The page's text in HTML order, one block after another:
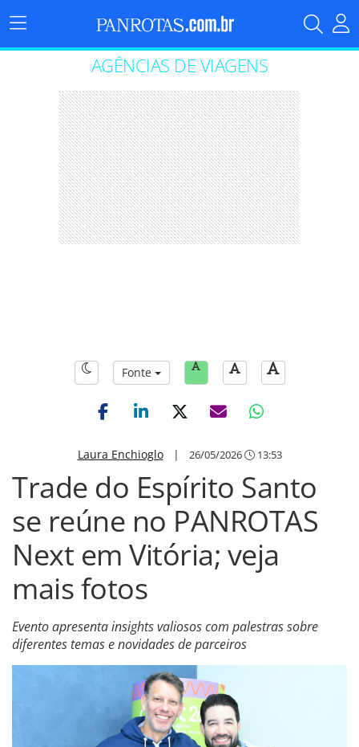
Menu
Principal
AGÊNCIAS DE VIAGENS
Fonte
Laura Enchioglo| 26/05/2026 13:53
Trade do Espírito Santo
se reúne no PANROTAS
Next em Vitória; veja
mais fotos
Evento apresenta insights valiosos com palestras sobre
diferentes temas e novidades de parceiros